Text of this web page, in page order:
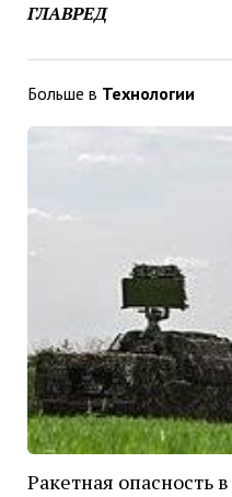
ГЛАВРЕД
Больше в Технологии
Ракетная опасность